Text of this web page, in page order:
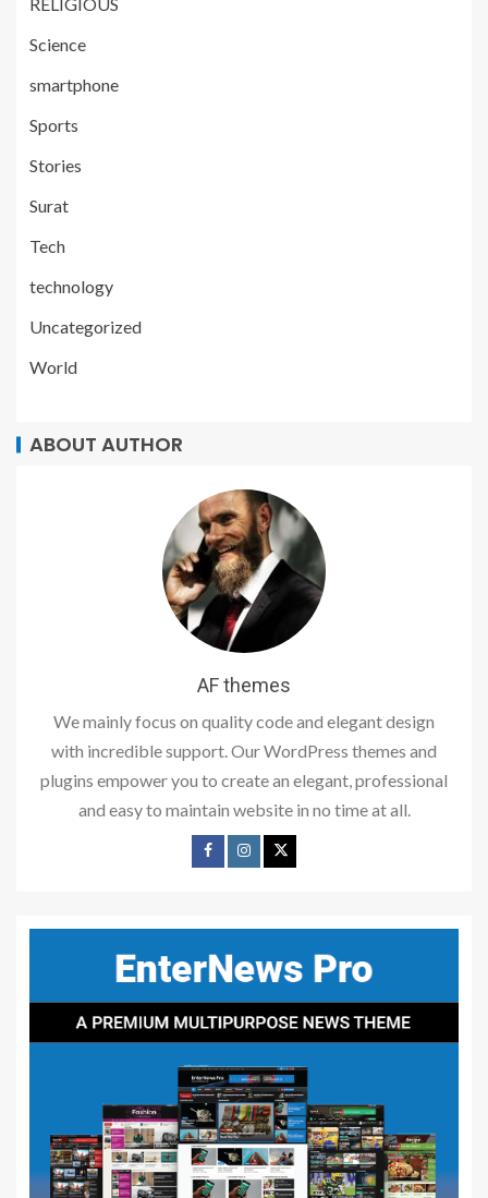
Science
smartphone
Sports
Stories
Surat
Tech
technology
Uncategorized
World
ABOUT AUTHOR
AF themes
We mainly focus on quality code and elegant design
with incredible support. Our WordPress themes and
plugins empower you to create an elegant, professional
and easy to maintain website in no time at all.